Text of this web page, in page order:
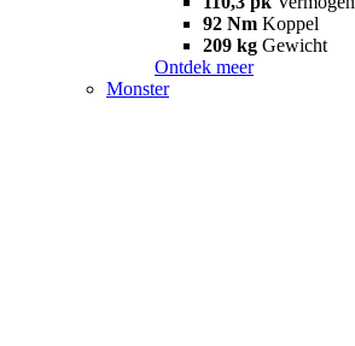
92 Nm Koppel
209 kg Gewicht
Ontdek meer
Monster